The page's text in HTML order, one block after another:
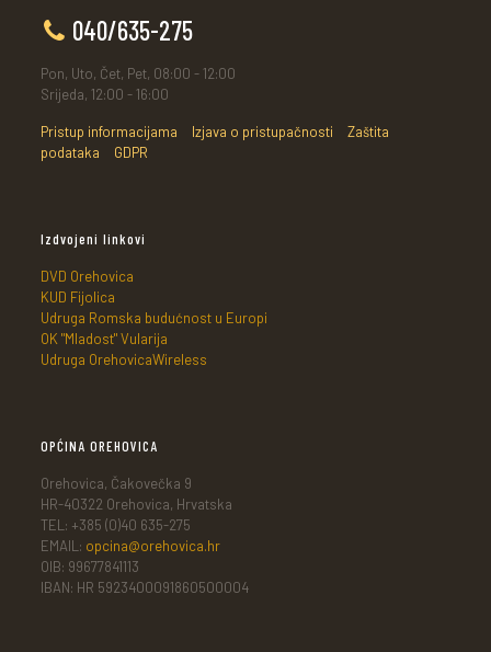
040/635-275
Pon, Uto, Čet, Pet, 08:00 - 12:00
Srijeda, 12:00 - 16:00
Pristup informacijama Izjava o pristupačnosti
Zaštita
podataka
GDPR
Izdvojeni linkovi
DVD Orehovica
KUD Fijolica
Udruga Romska budućnost u Europi
OK "Mladost" Vularija
Udruga OrehovicaWireless
OPĆINA OREHOVICA
Orehovica, Čakovečka 9
HR-40322 Orehovica, Hrvatska
TEL: +385 (0)40 635-275
EMAIL: opcina@orehovica.hr
OIB: 99677841113
IBAN: HR 5923400091860500004